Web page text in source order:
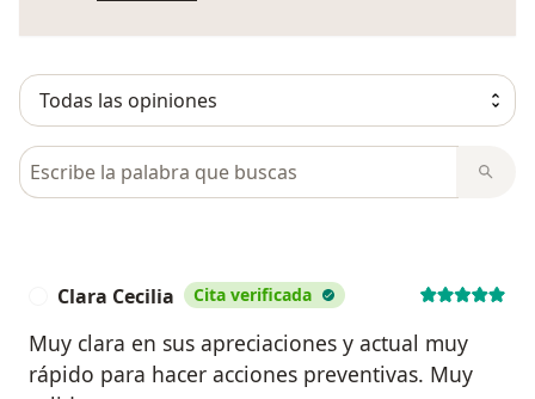
Busca en opiniones
Clara Cecilia Cita verificada
Muy clara en sus apreciaciones y actual muy
rápido para hacer acciones preventivas. Muy